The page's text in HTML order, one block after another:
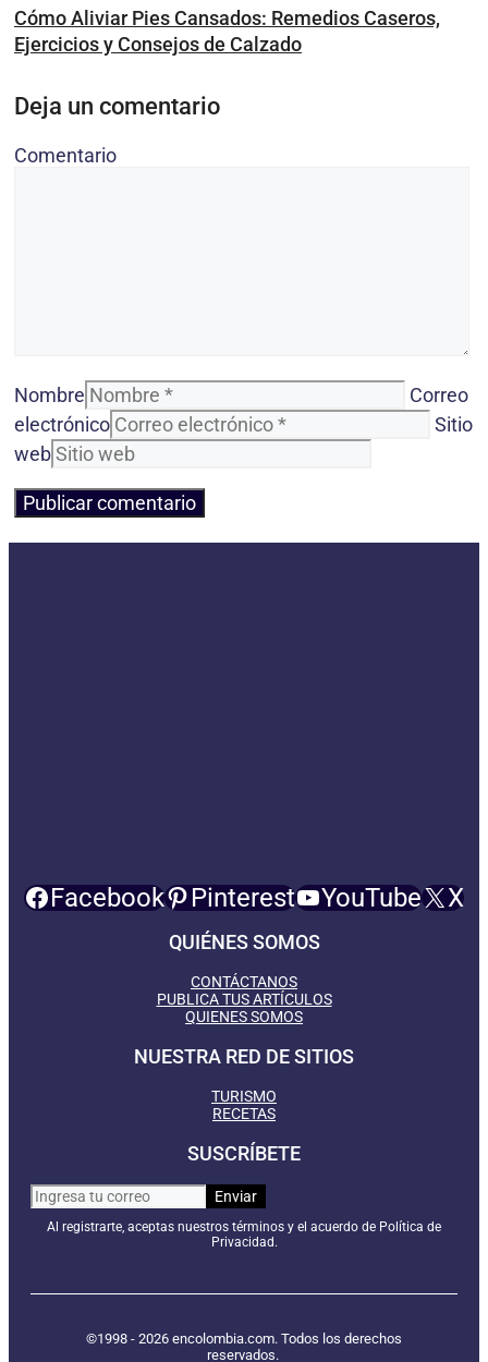
Cómo Aliviar Pies Cansados: Remedios Caseros,
Ejercicios y Consejos de Calzado
Deja un comentario
Comentario
Nombre
Correo
electrónico
Sitio
web
Facebook Pinterest YouTube X
QUIÉNES SOMOS
CONTÁCTANOS
PUBLICA TUS ARTÍCULOS
QUIENES SOMOS
NUESTRA RED DE SITIOS
TURISMO
RECETAS
SUSCRÍBETE
Al registrarte, aceptas nuestros términos y el acuerdo de Política de
Privacidad.
©1998 - 2026 encolombia.com. Todos los derechos
reservados.